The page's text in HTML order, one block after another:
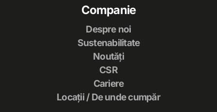
Companie
Despre noi
Sustenabilitate
Noutăți
CSR
Cariere
Locații / De unde cumpăr